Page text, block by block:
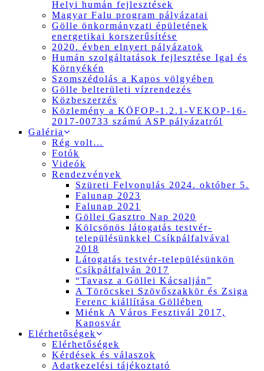
Helyi humán fejlesztések
Magyar Falu program pályázatai
Gölle önkormányzati épületének
energetikai korszerűsítése
2020. évben elnyert pályázatok
Humán szolgáltatások fejlesztése Igal és
Környékén
Szomszédolás a Kapos völgyében
Gölle belterületi vízrendezés
Közbeszerzés
Közlemény a KÖFOP-1.2.1-VEKOP-16-
2017-00733 számú ASP pályázatról
Galéria
Rég volt…
Fotók
Videók
Rendezvények
Szüreti Felvonulás 2024. október 5.
Falunap 2023
Falunap 2021
Göllei Gasztro Nap 2020
Kölcsönös látogatás testvér-
településünkkel Csíkpálfalvával
2018
Látogatás testvér-településünkön
Csíkpálfalván 2017
“Tavasz a Göllei Kácsalján”
A Töröcskei Szövőszakkör és Zsiga
Ferenc kiállítása Göllében
Miénk A Város Fesztivál 2017,
Kaposvár
Elérhetőségek
Elérhetőségek
Kérdések és válaszok
Adatkezelési tájékoztató